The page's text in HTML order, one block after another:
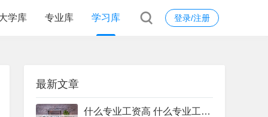
登录/注册
学库 专业库 学习库
最新文章
什么专业工资高 什么专业工资高且适合物化生女